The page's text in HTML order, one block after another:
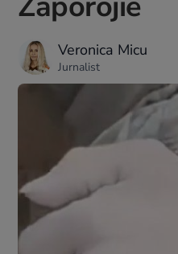
Veronica Micu
Jurnalist